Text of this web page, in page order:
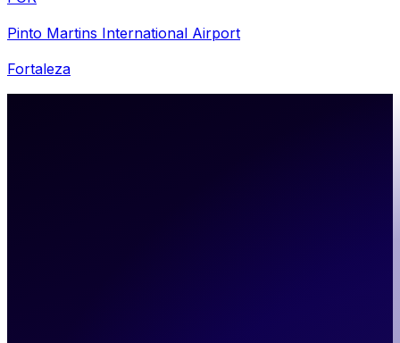
Pinto Martins International Airport
Fortaleza